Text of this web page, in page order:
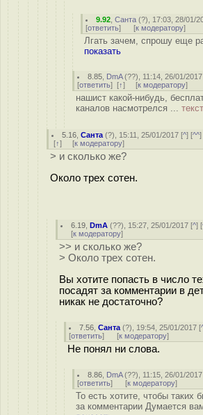
9.92 ,Санта (?), 17:03, 28/01/
[ответить] [к модератору]
Лгать зачем, спрошу еще
показать
8.85 DmA(??), 11:14, 26/01/
[ответить] [↑] [к модератору]
нашист какой-нибудь,
каналов насмотрелся ...
5.16 ,Санта (?), 15:11, 25/01/2017 [^] [^^]
[↑] [к модератору]
> и сколько же?
Около трех сотен.
6.19 ,DmA (??), 15:27, 25/01/2017 [^] [
[к модератору]
>> и сколько же?
> Около трех сотен.
Вы хотите попасть в число
посадят за комментарии в
никак не достаточно?
7.56 ,Санта (?), 19:54, 25/01/2017 [
[ответить] [к модератору]
Не понял ни слова.
8.86 DmA(??), 11:15, 26/01/
[ответить] [к модератору]
То есть хотите, чтобы таких
за комментарии Думается